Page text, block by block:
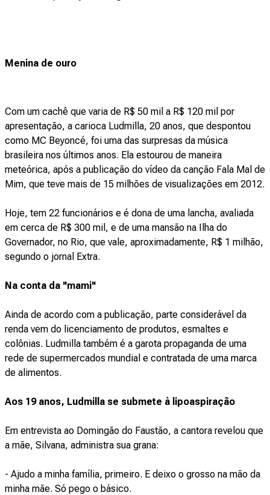
Menina de ouro
Com um cachê que varia de R$ 50 mil a R$ 120 mil por
apresentação, a carioca Ludmilla, 20 anos, que despontou
como MC Beyoncé, foi uma das surpresas da música
brasileira nos últimos anos. Ela estourou de maneira
meteórica, após a publicação do vídeo da canção Fala Mal de
Mim, que teve mais de 15 milhões de visualizações em 2012.
Hoje, tem 22 funcionários e é dona de uma lancha, avaliada
em cerca de R$ 300 mil, e de uma mansão na Ilha do
Governador, no Rio, que vale, aproximadamente, R$ 1 milhão,
segundo o jornal Extra.
Na conta da "mami"
Ainda de acordo com a publicação, parte considerável da
renda vem do licenciamento de produtos, esmaltes e
colônias. Ludmilla também é a garota propaganda de uma
rede de supermercados mundial e contratada de uma marca
de alimentos.
Aos 19 anos, Ludmilla se submete à lipoaspiração
Em entrevista ao Domingão do Faustão, a cantora revelou que
a mãe, Silvana, administra sua grana:
- Ajudo a minha família, primeiro. E deixo o grosso na mão da
minha mãe. Só pego o básico.